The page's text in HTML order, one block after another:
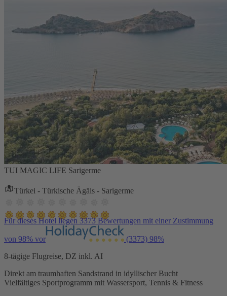
TUI MAGIC LIFE Sarigerme
Türkei - Türkische Ägäis - Sarigerme
Für dieses Hotel liegen 3373 Bewertungen mit einer Zustimmung
von 98% vor (3373) 98%
8-tägige Flugreise, DZ inkl. AI
Direkt am traumhaften Sandstrand in idyllischer Bucht
Vielfältiges Sportprogramm mit Wassersport, Tennis & Fitness